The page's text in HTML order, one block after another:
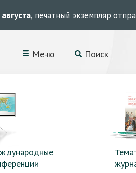
, печатный экземпляр
Меню Поиск